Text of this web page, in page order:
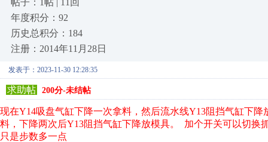
帖子：1帖 | 11回
年度积分：92
历史总积分：184
注册：2014年11月28日
发表于：2023-11-30 12:28:35
求助帖 200分-未结帖
现在Y14吸盘气缸下降一次拿料，然后流水线Y13阻挡气缸下
料，下降两次后Y13阻挡气缸下降放模具。 加个开关可以切换
只是步数多一点